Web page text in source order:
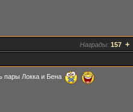
Награды: 157 +
пары Локка и Бена